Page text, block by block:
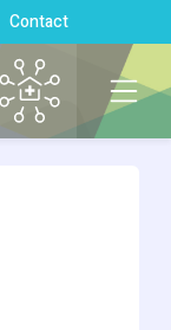
Contact